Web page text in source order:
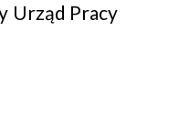
Urząd Pracy